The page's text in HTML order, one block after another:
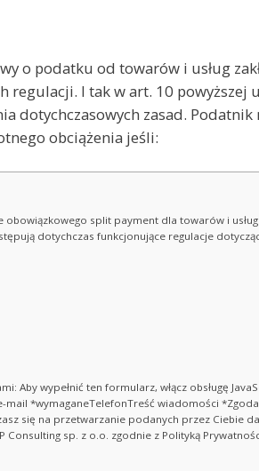
o podatku od towarów i usług
regulacji. I tak w art. 10 powyższej
dotychczasowych zasad. Podatnik
obciążenia jeśli:
split payment dla towarów i
dotychczas funkcjonujące regulacje
Aby wypełnić ten formularz, włącz obsługę
mail *wymaganeTelefonTreść wiadomości
się na przetwarzanie podanych przez Ciebie
Consulting sp. z o.o. zgodnie z Polityką